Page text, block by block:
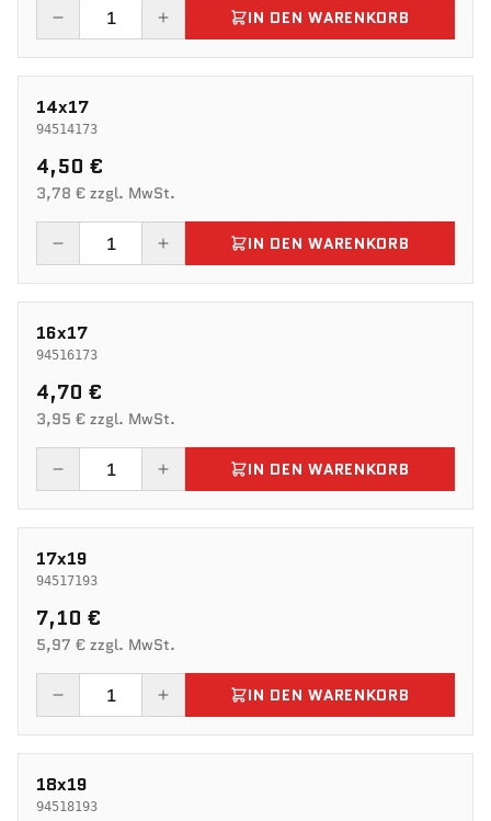
IN DEN WARENKORB
14x17
94514173
4,50 €
3,78 € zzgl. MwSt.
IN DEN WARENKORB
16x17
94516173
4,70 €
3,95 € zzgl. MwSt.
IN DEN WARENKORB
17x19
94517193
7,10 €
5,97 € zzgl. MwSt.
IN DEN WARENKORB
18x19
94518193